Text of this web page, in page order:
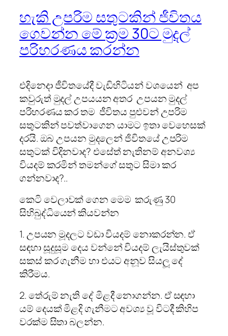
හැකි උපරිම සතුටකින් ජීවිතය
ගෙවන්න මේ ක්‍රම 30ට මුදල්
පරිහරණය කරන්න
එදිනෙදා ජීවිතයේදී වැඩිහිටියන් වශයෙන් අප
කවුරුත් මුදල් උපයයන අතර උපයන මුදල්
පරිහරණය කර තම ජීවිතය පුළුවන් උපරිම
සතුටකින් පවත්වාගෙන යාමට ඉතා වෙහෙසක්
දරයි. ඔබ උපයන මුදලෙන් ජිවිතයේ උපරිම
සතුටක් විදිනවාද? එසේත් නැතිනම් අනවශ්‍ය
වියදම් කරමින් තමන්ගේ සතුට සිමා කර
ගන්නවාද?..
කෙටි වෙලාවක් ගෙන මෙම කරුණු 30
සිහිබුද්ධියෙන් කියවන්න
1. උපයන මූදලට වඩා වියදම් නොකරන්න. ඒ
සඳහා සූදුසූම දෙය වන්නේ වියදම් ලැයිස්තුවක්
සකස් කර ගැනීම හා එයට අනූව සියලූ‍ දේ
කිරීමය.
2. තේරුම් නැති දේ මිළදී නොගන්න. ඒ සඳහා
යම් දෙයක් මිළදි ගැනීමට අවශ්‍ය වූ විටදී කිහිප
වරක්ම සිතා බලන්න.